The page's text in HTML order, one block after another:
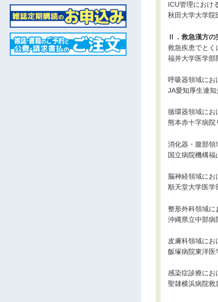
ICU管理におけ
秋田大学大学
Ⅱ．救急漢方の
救急疾患でとく
福井大学医学部
呼吸器領域にお
JA愛知厚生連
循環器領域にお
熊本赤十字病院
消化器・腹部領
国立病院機構
脳神経領域にお
順天堂大学医
整形外科領域に
沖縄県立中部病
皮膚科領域に
飯塚病院東洋医
感染症診療に
聖隷横浜病院